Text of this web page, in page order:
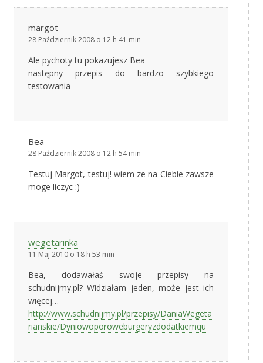
margot
28 Październik 2008 o 12 h 41 min
Ale pychoty tu pokazujesz Bea
następny przepis do bardzo szybkiego
testowania
Bea
28 Październik 2008 o 12 h 54 min
Testuj Margot, testuj! wiem ze na Ciebie zawsze
moge liczyc :)
wegetarinka
11 Maj 2010 o 18 h 53 min
Bea, dodawałaś swoje przepisy na
schudnijmy.pl? Widziałam jeden, może jest ich
więcej…
http://www.schudnijmy.pl/przepisy/DaniaWegeta
rianskie/Dyniowoporoweburgeryzdodatkiemqu